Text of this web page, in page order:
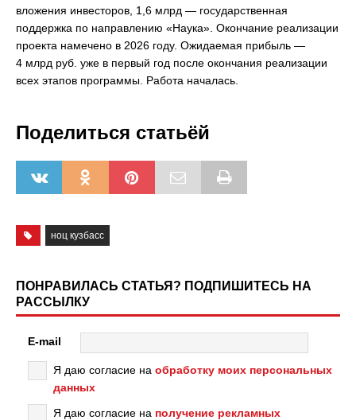
вложения инвесторов, 1,6 млрд — государственная
поддержка по направлению «Наука». Окончание реализации
проекта намечено в 2026 году. Ожидаемая прибыль —
4 млрд руб. уже в первый год после окончания реализации
всех этапов программы. Работа началась.
Поделиться статьёй
ноц кузбасс
ПОНРАВИЛАСЬ СТАТЬЯ? ПОДПИШИТЕСЬ НА
РАССЫЛКУ
E-mail
Я даю согласие на обработку моих персональных
данных
Я даю согласие на получение рекламных